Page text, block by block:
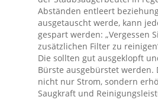
Abständen entleert
ausgetauscht werde, kann
gespart werden: „Vergessen
zusätzlichen Filter zu
Die sollten gut ausgeklopft
Bürste ausgebürstet werden.
nicht nur Strom, sondern
Saugkraft und